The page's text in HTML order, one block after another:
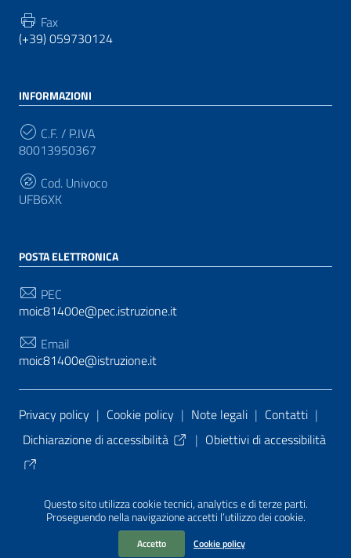
Questo sito utilizza cookie tecnici, analytics e di terze parti.
Proseguendo nella navigazione accetti l’utilizzo dei cookie.
Accetto Cookie policy
Fax
(+39) 059730124
INFORMAZIONI
C.F. / P.IVA
80013950367
Cod. Univoco
UFB6XK
POSTA ELETTRONICA
PEC
moic81400e@pec.istruzione.it
Email
moic81400e@istruzione.it
Sezione Link Utili
Privacy policy | Cookie policy | Note legali | Contatti |
Dichiarazione di accessibilità
| Obiettivi di accessibilità
PA di AgID
| Realizzato con WordPress
da